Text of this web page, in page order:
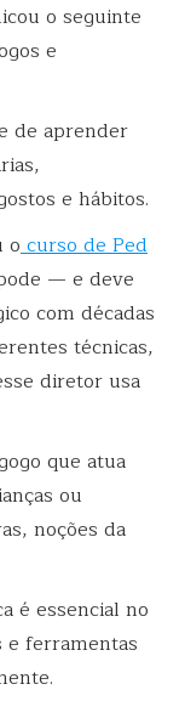
o seguinte
e
de aprender
e hábitos.
ocurso de Ped
— e deve
com décadas
técnicas,
diretor usa
que atua
ou
noções da
é essencial no
e ferramentas